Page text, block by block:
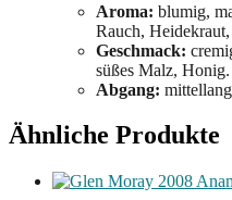
Aroma: blumig,
Rauch,
Geschmack:
süßes Malz, Honig.
Abgang:
Ähnliche Produkte